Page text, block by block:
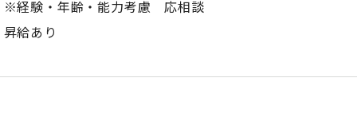
※経験・年齢・能力考慮 応相談
昇給あり